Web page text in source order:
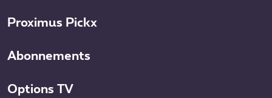
Proximus Pickx
Abonnements
Options TV